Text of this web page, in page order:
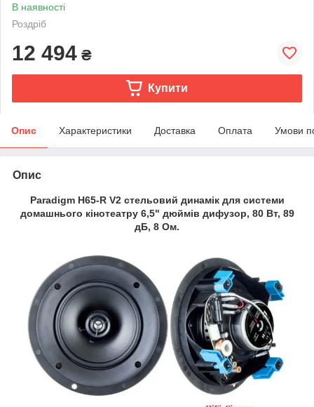
В наявності
Роздріб
12 494 ₴
Купити
Опис Характеристики Доставка Оплата Умови
Опис
Paradigm H65-R V2стельовий динамік для системи
домашнього кінотеатру 6,5" дюймів дифузор, 80 Вт, 89
дБ, 8 Ом.